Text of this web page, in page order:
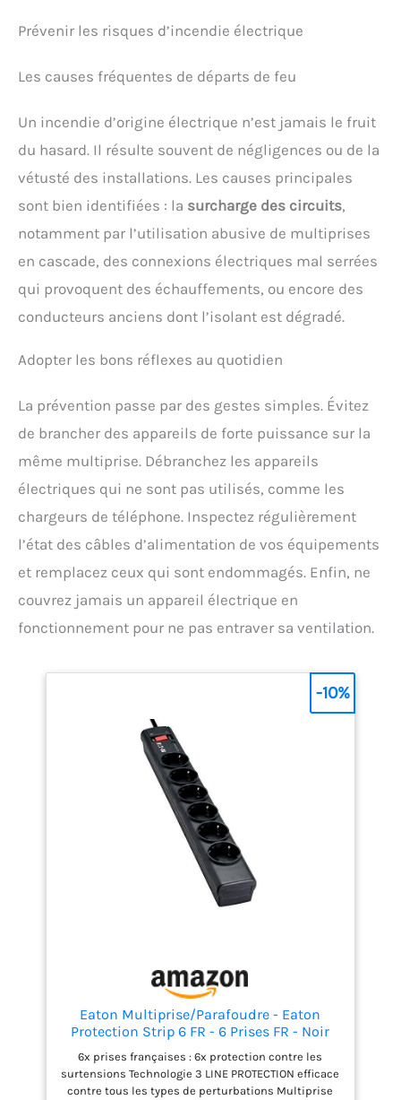
Prévenir les risques d’incendie électrique
Les causes fréquentes de départs de feu
Un incendie d’origine électrique n’est jamais le fruit
du hasard. Il résulte souvent de négligences ou de la
vétusté des installations. Les causes principales
sont bien identifiées : la surcharge des circuits,
notamment par l’utilisation abusive de multiprises
en cascade, des connexions électriques mal serrées
qui provoquent des échauffements, ou encore des
conducteurs anciens dont l’isolant est dégradé.
Adopter les bons réflexes au quotidien
La prévention passe par des gestes simples. Évitez
de brancher des appareils de forte puissance sur la
même multiprise. Débranchez les appareils
électriques qui ne sont pas utilisés, comme les
chargeurs de téléphone. Inspectez régulièrement
l’état des câbles d’alimentation de vos équipements
et remplacez ceux qui sont endommagés. Enfin, ne
couvrez jamais un appareil électrique en
fonctionnement pour ne pas entraver sa ventilation.
Eaton Multiprise/Parafoudre - Eaton
Protection Strip 6 FR - 6 Prises FR - Noir
(PS6F)
6x prises françaises : 6x protection contre les
surtensions Technologie 3 LINE PROTECTION efficace
contre tous les types de perturbations Multiprise
-10%